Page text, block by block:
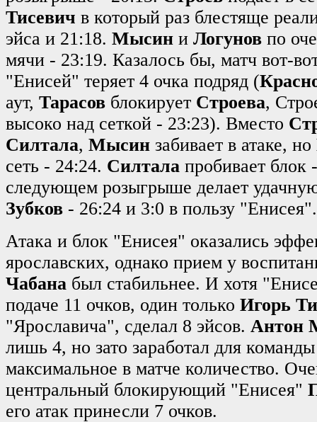
Тисевич в который раз блестяще
эйса и 21:18. Мысин и Логунов по
мячи - 23:19. Казалось бы, матч вот-
"Енисей" теряет 4 очка подряд (
аут, Тарасов блокирует Строева,
высоко над сеткой - 23:23). Вместо
Силтала, Мысин забивает в атаке, но
сеть - 24:24. Силтала пробивает блок
следующем розыгрыше делает
Зубков - 26:24 и 3:0 в пользу "Енисея".
Атака и блок "Енисея" оказались
ярославских, однако прием у
Чабана был стабильнее. И хотя
подаче 11 очков, один только Игорь
"Ярославича", сделал 8 эйсов. Антон
лишь 4, но зато заработал для
максимальное в матче количество.
центральный блокирующий "Енисея"
его атак принесли 7 очков.